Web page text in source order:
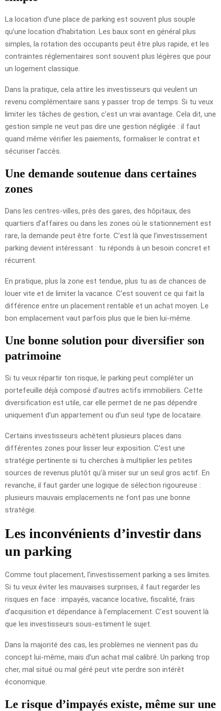
La location d’une place de parking est souvent plus souple
qu’une location d’habitation. Les baux sont en général plus
simples, la rotation des occupants peut être plus rapide, et les
contraintes réglementaires sont souvent plus légères que pour
un logement classique.
Dans la pratique, cela attire les investisseurs qui veulent un
revenu complémentaire sans y passer trop de temps. Si tu veux
limiter les tâches de gestion, c’est un vrai avantage. Cela dit, une
gestion simple ne veut pas dire une gestion négligée : il faut
quand même vérifier les paiements, formaliser le contrat et
sécuriser l’accès.
Une demande soutenue dans certaines
zones
Dans les centres-villes, près des gares, des hôpitaux, des
quartiers d’affaires ou dans les zones où le stationnement est
rare, la demande peut être forte. C’est là que l’investissement
parking devient intéressant : tu réponds à un besoin concret et
récurrent.
En pratique, plus la zone est tendue, plus tu as de chances de
louer vite et de limiter la vacance. C’est souvent ce qui fait la
différence entre un placement rentable et un achat moyen. Le
bon emplacement vaut parfois plus que le bien lui-même.
Une bonne solution pour diversifier son
patrimoine
Si tu veux répartir ton risque, le parking peut compléter un
portefeuille déjà composé d’autres actifs immobiliers. Cette
diversification est utile, car elle permet de ne pas dépendre
uniquement d’un appartement ou d’un seul type de locataire.
Certains investisseurs achètent plusieurs places dans
différentes zones pour lisser leur exposition. C’est une
stratégie pertinente si tu cherches à multiplier les petites
sources de revenus plutôt qu’à miser sur un seul gros actif. En
revanche, il faut garder une logique de sélection rigoureuse :
plusieurs mauvais emplacements ne font pas une bonne
stratégie.
Les inconvénients d’investir dans
un parking
Comme tout placement, l’investissement parking a ses limites.
Si tu veux éviter les mauvaises surprises, il faut regarder les
risques en face : impayés, vacance locative, fiscalité, frais
d’acquisition et dépendance à l’emplacement. C’est souvent là
que les investisseurs sous-estiment le sujet.
Dans la majorité des cas, les problèmes ne viennent pas du
concept lui-même, mais d’un achat mal calibré. Un parking trop
cher, mal situé ou mal géré peut vite perdre son intérêt
économique.
Le risque d’impayés existe, même sur une